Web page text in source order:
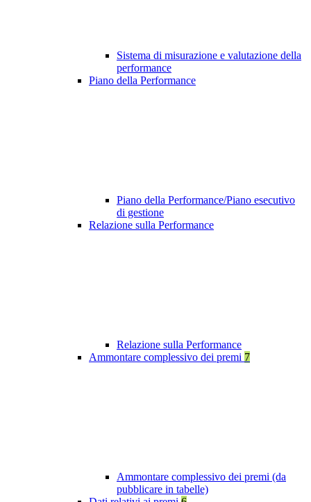
Sistema di misurazione e valutazione della
performance
Piano della Performance
Piano della Performance/Piano esecutivo
di gestione
Relazione sulla Performance
Relazione sulla Performance
Ammontare complessivo dei premi 7
Ammontare complessivo dei premi (da
pubblicare in tabelle)